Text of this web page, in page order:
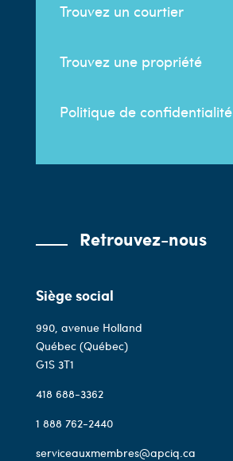
Trouvez un courtier
Trouvez une propriété
Politique de confidentialité
Retrouvez-nous
Siège social
990, avenue Holland
Québec (Québec)
G1S 3T1
418 688-3362
1 888 762-2440
serviceauxmembres@apciq.ca